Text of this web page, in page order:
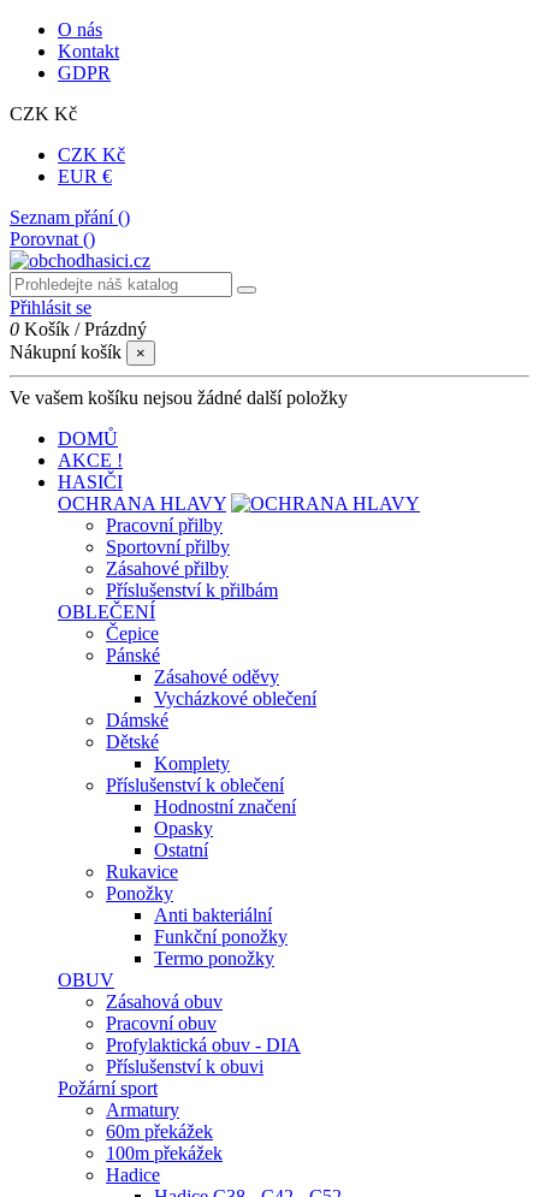
O nás
Kontakt
GDPR
CZK Kč
CZK Kč
EUR €
Seznam přání ()
Porovnat ()
Přihlásit se
0 Košík /Prázdný
Nákupní košík
×
Ve vašem košíku nejsou žádné další položky
DOMŮ
AKCE !
HASIČI
OCHRANA HLAVY
Pracovní přilby
Sportovní přilby
Zásahové přilby
Příslušenství k přilbám
OBLEČENÍ
Čepice
Pánské
Zásahové oděvy
Vycházkové oblečení
Dámské
Dětské
Komplety
Příslušenství k oblečení
Hodnostní značení
Opasky
Ostatní
Rukavice
Ponožky
Anti bakteriální
Funkční ponožky
Termo ponožky
OBUV
Zásahová obuv
Pracovní obuv
Profylaktická obuv - DIA
Příslušenství k obuvi
Požární sport
Armatury
60m překážek
100m překážek
Hadice